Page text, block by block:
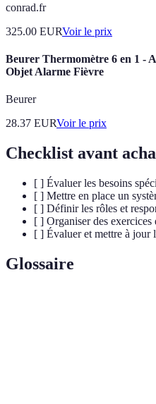
conrad.fr
325.00 EURVoir le prix
Beurer Thermomètre 6 en 1 -
Objet Alarme Fièvre
Beurer
28.37 EURVoir le prix
Checklist avant
[ ] Évaluer les besoins
[ ] Mettre en place un
[ ] Définir les rôles et
[ ] Organiser des exercices
[ ] Évaluer et mettre à jour
Glossaire